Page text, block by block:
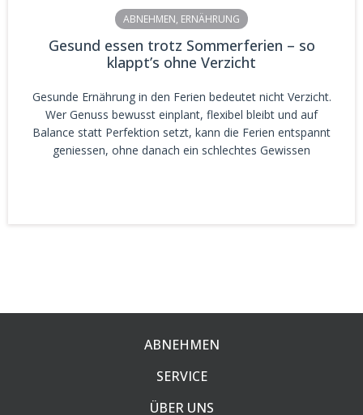
ABNEHMEN, ERNÄHRUNG
Gesund essen trotz Sommerferien – so
klappt’s ohne Verzicht
Gesunde Ernährung in den Ferien bedeutet nicht Verzicht.
Wer Genuss bewusst einplant, flexibel bleibt und auf
Balance statt Perfektion setzt, kann die Ferien entspannt
geniessen, ohne danach ein schlechtes Gewissen
ABNEHMEN
SERVICE
ÜBER UNS